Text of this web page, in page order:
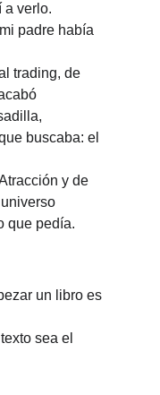
a verlo.
padre había
trading, de
buscaba: el
y de
que pedía.
un libro es
sea el